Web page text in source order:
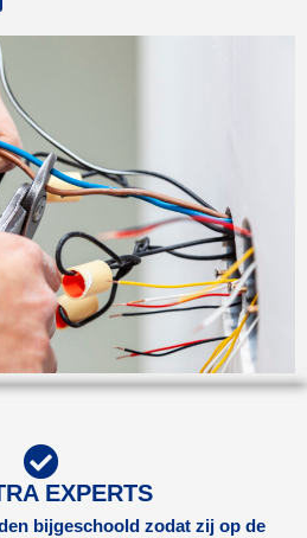
EXPERTS
bijgeschoold zodat zij op de